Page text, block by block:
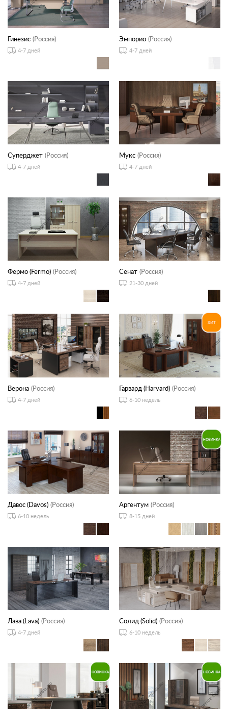
Гинезис (Россия)
4-7 дней
Эмпорио (Россия)
4-7 дней
Суперджет (Россия)
4-7 дней
Мукс (Россия)
4-7 дней
Фермо (Fermo) (Россия)
4-7 дней
Сенат (Россия)
21-30 дней
Верона (Россия)
4-7 дней
Гарвард (Harvard) (Россия)
6-10 недель
Давос (Davos) (Россия)
6-10 недель
Аргентум (Россия)
8-15 дней
Лава (Lava) (Россия)
4-7 дней
Солид (Solid) (Россия)
6-10 недель